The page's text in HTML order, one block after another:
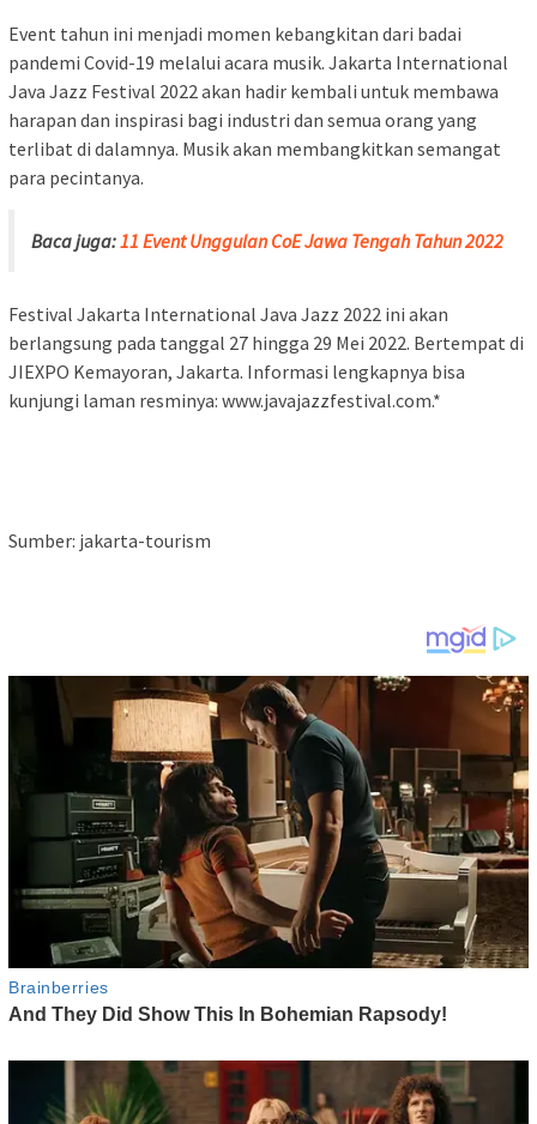
Event tahun ini menjadi momen kebangkitan dari badai
pandemi Covid-19 melalui acara musik. Jakarta International
Java Jazz Festival 2022 akan hadir kembali untuk membawa
harapan dan inspirasi bagi industri dan semua orang yang
terlibat di dalamnya. Musik akan membangkitkan semangat
para pecintanya.
Baca juga:11 Event Unggulan CoE Jawa Tengah Tahun 2022
Festival Jakarta International Java Jazz 2022 ini akan
berlangsung pada tanggal 27 hingga 29 Mei 2022. Bertempat di
JIEXPO Kemayoran, Jakarta. Informasi lengkapnya bisa
kunjungi laman resminya: www.javajazzfestival.com.*
Sumber: jakarta-tourism